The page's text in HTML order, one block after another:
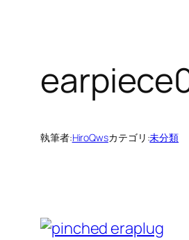
執筆者:HiroQwsカテゴリ:未分類